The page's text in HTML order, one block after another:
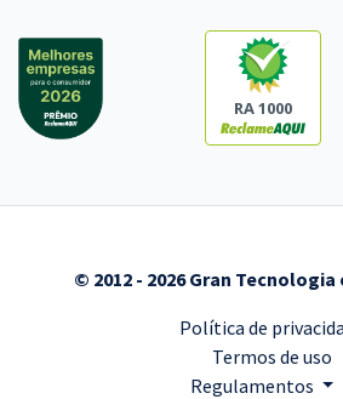
RA 1000
© 2012 - 2026 Gran Tecnologia
Política de
Termos de uso
Regulamentos